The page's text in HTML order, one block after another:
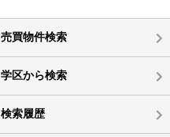
売買物件検索
学区から検索
検索履歴